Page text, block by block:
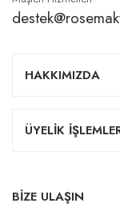
HAKKIMIZDA
ÜYELİK
BİZE ULAŞIN